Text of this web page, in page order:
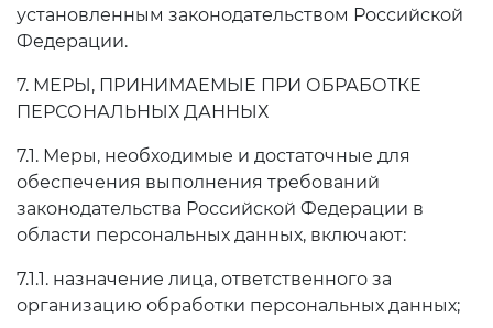
установленным законодательством Российской
Федерации.
7. МЕРЫ, ПРИНИМАЕМЫЕ ПРИ ОБРАБОТКЕ
ПЕРСОНАЛЬНЫХ ДАННЫХ
7.1. Меры, необходимые и достаточные для
обеспечения выполнения требований
законодательства Российской Федерации в
области персональных данных, включают:
7.1.1. назначение лица, ответственного за
организацию обработки персональных данных;